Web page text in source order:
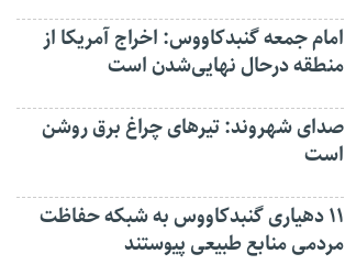
امام جمعه گنبدکاووس: اخراج آمریکا از
منطقه درحال نهایی‌شدن است
صدای شهروند: تیرهای چراغ برق روشن
است
۱۱ دهیاری گنبدکاووس به شبکه حفاظت
مردمی منابع طبیعی پیوستند